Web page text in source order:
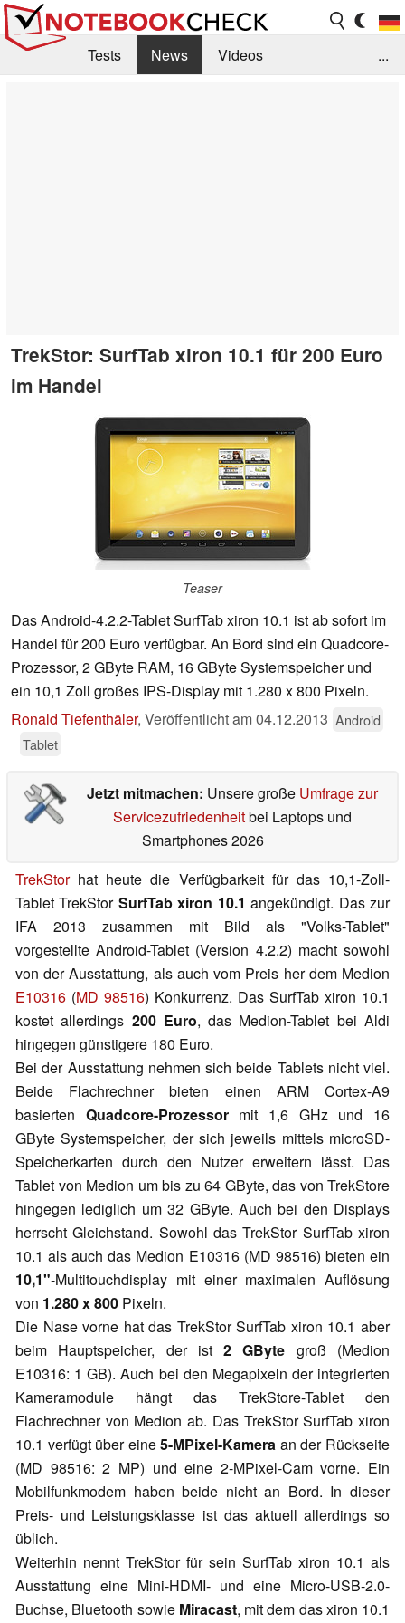
Tests News
Videos
...
TrekStor: SurfTab xiron 10.1 für 200 Euro
im Handel
Teaser
Das Android-4.2.2-Tablet SurfTab xiron 10.1 ist ab sofort im
Handel für 200 Euro verfügbar. An Bord sind ein Quadcore-
Prozessor, 2 GByte RAM, 16 GByte Systemspeicher und
ein 10,1 Zoll großes IPS-Display mit 1.280 x 800 Pixeln.
Ronald Tiefenthäler, Veröffentlicht am04.12.2013 Android
Tablet
Jetzt mitmachen: Unsere große Umfrage zur
Servicezufriedenheitbei Laptops und
Smartphones 2026
TrekStorhat heute die Verfügbarkeit für das 10,1-Zoll-
Tablet TrekStor SurfTab xiron 10.1 angekündigt. Das zur
IFA 2013 zusammen mit Bild als "Volks-Tablet"
vorgestellte Android-Tablet (Version 4.2.2) macht sowohl
von der Ausstattung, als auch vom Preis her dem Medion
E10316 (MD 98516) Konkurrenz. Das SurfTab xiron 10.1
kostet allerdings 200 Euro, das Medion-Tablet bei Aldi
hingegen günstigere 180 Euro.
Bei der Ausstattung nehmen sich beide Tablets nicht viel.
Beide Flachrechner bieten einen ARM Cortex-A9
basierten Quadcore-Prozessormit 1,6 GHz und 16
GByte Systemspeicher, der sich jeweils mittels microSD-
Speicherkarten durch den Nutzer erweitern lässt. Das
Tablet von Medion um bis zu 64 GByte, das von TrekStore
hingegen lediglich um 32 GByte. Auch bei den Displays
herrscht Gleichstand. Sowohl das TrekStor SurfTab xiron
10.1 als auch das Medion E10316 (MD 98516) bieten ein
10,1"-Multitouchdisplay mit einer maximalen Auflösung
von 1.280 x 800 Pixeln.
Die Nase vorne hat das TrekStor SurfTab xiron 10.1 aber
beim Hauptspeicher, der ist2 GByte groß (Medion
E10316: 1 GB). Auch bei den Megapixeln der integrierten
Kameramodule hängt das TrekStore-Tablet den
Flachrechner von Medion ab. Das TrekStor SurfTab xiron
10.1 verfügt über eine5-MPixel-Kamera an der Rückseite
(MD 98516: 2 MP) und eine 2-MPixel-Cam vorne. Ein
Mobilfunkmodem haben beide nicht an Bord. In dieser
Preis- und Leistungsklasse ist das aktuell allerdings so
üblich.
Weiterhin nennt TrekStor für sein SurfTab xiron 10.1 als
Ausstattung eine Mini-HDMI- und eine Micro-USB-2.0-
Buchse, Bluetooth sowie Miracast, mit dem das xiron 10.1